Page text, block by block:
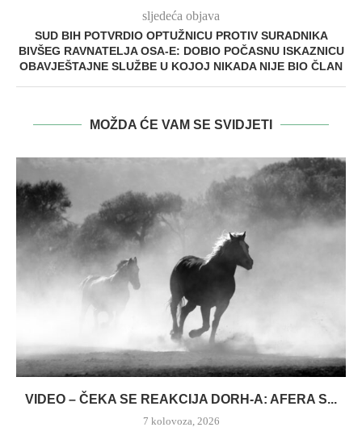
sljedeća objava
SUD BIH POTVRDIO OPTUŽNICU PROTIV SURADNIKA
BIVŠEG RAVNATELJA OSA-E: DOBIO POČASNU ISKAZNICU
OBAVJEŠTAJNE SLUŽBE U KOJOJ NIKADA NIJE BIO ČLAN
MOŽDA ĆE VAM SE SVIDJETI
VIDEO – ČEKA SE REAKCIJA DORH-A: AFERA S...
7 kolovoza, 2026